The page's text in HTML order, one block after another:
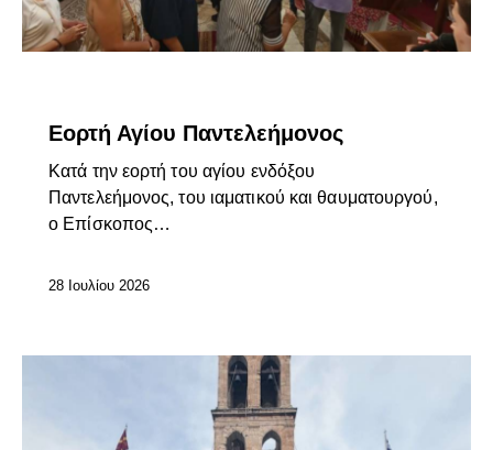
Εορτή Αγίου Παντελεήμονος
Κατά την εορτή του αγίου ενδόξου
Παντελεήμονος, του ιαματικού και θαυματουργού,
ο Επίσκοπος…
28 Ιουλίου 2026